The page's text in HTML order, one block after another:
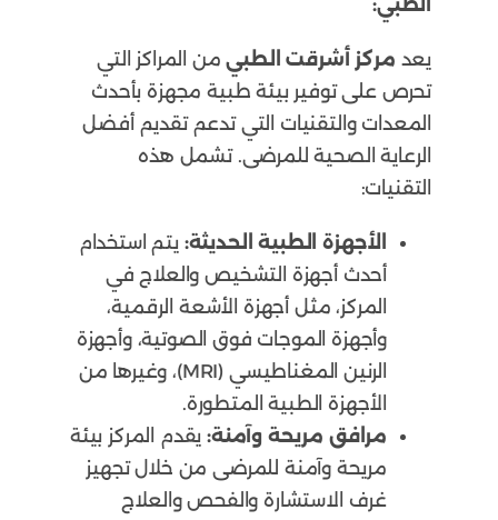
الطبي:
يعد مركز أشرقت الطبيمن المراكز التي
تحرص على توفير بيئة طبية مجهزة بأحدث
المعدات والتقنيات التي تدعم تقديم أفضل
الرعاية الصحية للمرضى. تشمل هذه
التقنيات:
الأجهزة الطبية الحديثة: يتم استخدام
أحدث أجهزة التشخيص والعلاج في
المركز، مثل أجهزة الأشعة الرقمية،
وأجهزة الموجات فوق الصوتية، وأجهزة
الرنين المغناطيسي (MRI)، وغيرها من
الأجهزة الطبية المتطورة.
مرافق مريحة وآمنة:يقدم المركز بيئة
مريحة وآمنة للمرضى من خلال تجهيز
غرف الاستشارة والفحص والعلاج